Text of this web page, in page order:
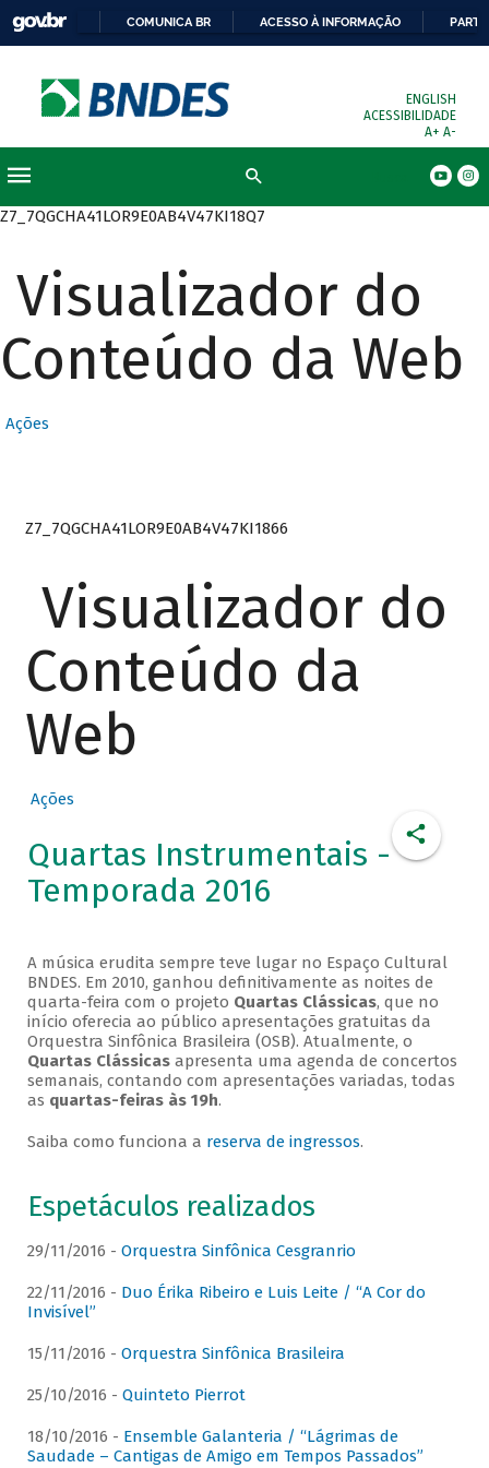
COMUNICA BR ACESSO À INFORMAÇÃO
ENGLISH
ACESSIBILIDADE
A+ A-
Z7_7QGCHA41LOR9E0AB4V47KI18Q7
Visualizador do
Conteúdo da Web
Ações
Z7_7QGCHA41LOR9E0AB4V47KI1866
Visualizador do
Conteúdo da
Web
Ações
Quartas Instrumentais -
Temporada 2016
A música erudita sempre teve lugar no Espaço Cultural
BNDES. Em 2010, ganhou definitivamente as noites de
quarta-feira com o projeto Quartas Clássicas, que no
início oferecia ao público apresentações gratuitas da
Orquestra Sinfônica Brasileira (OSB). Atualmente, o
Quartas Clássicasapresenta uma agenda de concertos
semanais, contando com apresentações variadas, todas
as quartas-feiras às 19h.
Saiba como funciona a reserva de ingressos.
Espetáculos realizados
29/11/2016 - Orquestra Sinfônica Cesgranrio
22/11/2016 - Duo Érika Ribeiro e Luis Leite / “A Cor do
Invisível”
15/11/2016 - Orquestra Sinfônica Brasileira
25/10/2016 - Quinteto Pierrot
18/10/2016 - Ensemble Galanteria / “Lágrimas de
Saudade – Cantigas de Amigo em Tempos Passados”